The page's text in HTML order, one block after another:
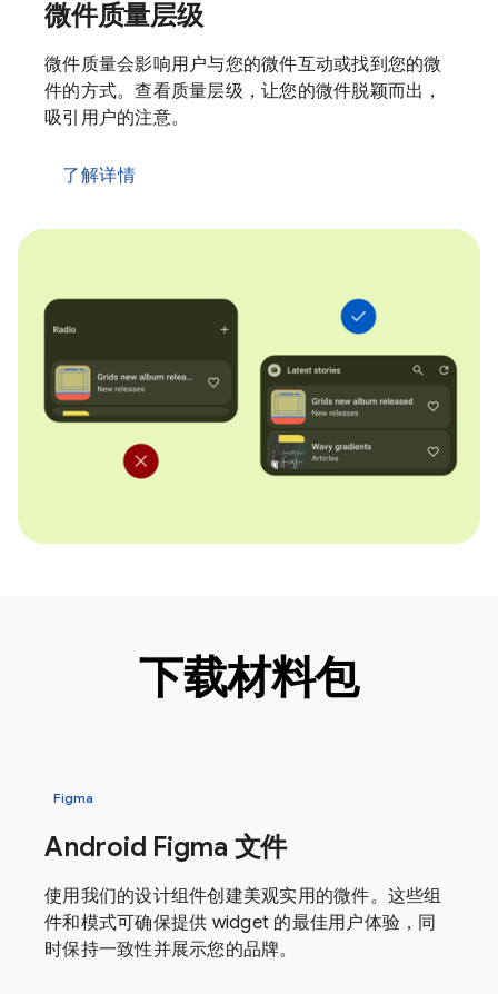
微件质量层级
微件质量会影响用户与您的微件互动或找到您的微
件的方式。查看质量层级，让您的微件脱颖而出，
吸引用户的注意。
了解详情
下载材料包
Figma
Android Figma 文件
使用我们的设计组件创建美观实用的微件。这些组
件和模式可确保提供 widget 的最佳用户体验，同
时保持一致性并展示您的品牌。